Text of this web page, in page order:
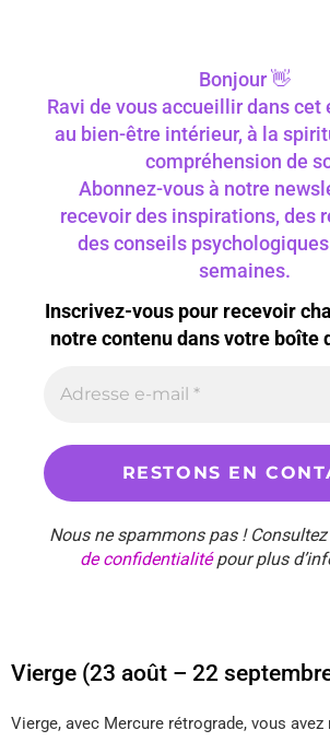
Bonjour 👋
Ravi de vous accueillir dans cet
au bien-être intérieur, à la
compréhension de
Abonnez-vous à notre
recevoir des inspirations, des
des conseils
semaines.
Inscrivez-vous pour recevoir
notre contenu dans votre boîte
Nous ne spammons pas !
de confidentialitépour plus
Vierge (23 août – 22
Vierge, avec Mercure rétrograde, vous